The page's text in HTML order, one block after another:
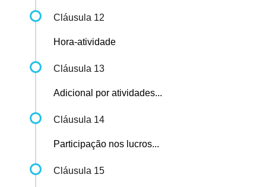
Cláusula 12
Hora-atividade
Cláusula 13
Adicional por atividades...
Cláusula 14
Participação nos lucros...
Cláusula 15